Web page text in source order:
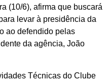
(10/6), afirma que buscará
levar à presidência da
ao defendido pelas
da agência, João
Técnicas do Clube